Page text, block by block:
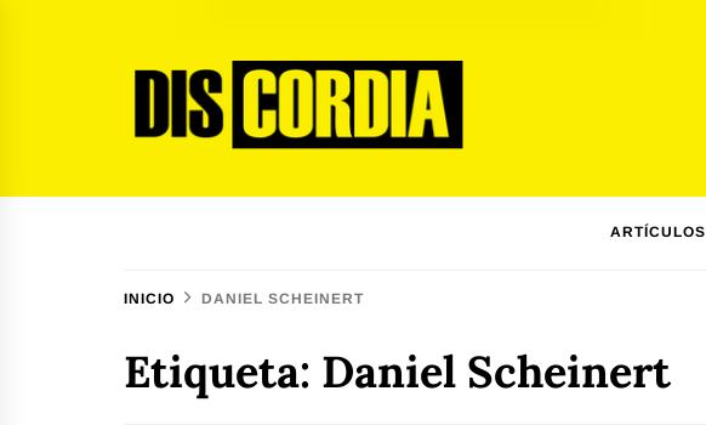
Discordia Magazine
ARTÍCULOS
INICIO DANIEL SCHEINERT
Etiqueta: Daniel Scheinert